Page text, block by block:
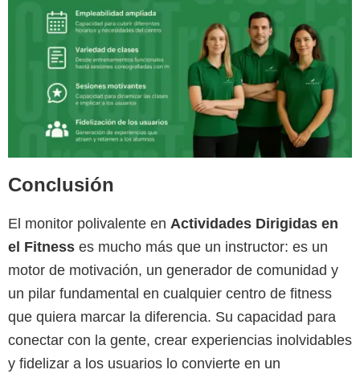
Conclusión
El monitor polivalente en Actividades Dirigidas en
el Fitness es mucho más que un instructor: es un
motor de motivación, un generador de comunidad y
un pilar fundamental en cualquier centro de fitness
que quiera marcar la diferencia. Su capacidad para
conectar con la gente, crear experiencias inolvidables
y fidelizar a los usuarios lo convierte en un